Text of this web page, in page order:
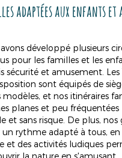
adaptées aux enfants et
développé plusieurs
pour les familles et les
sécurité et amusement. Les
sont équipés de
modèles, et nos itinéraires
planes et peu fréquentées
et sans risque. De plus, nos
rythme adapté à tous,
et des activités ludiques
la nature en s'amusant.